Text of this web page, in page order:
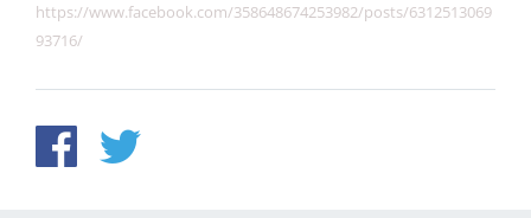
https://www.facebook.com/358648674253982/posts/6312513069
93716/